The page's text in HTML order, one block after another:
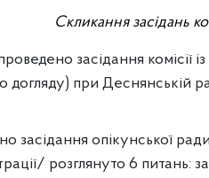
Скликання засідань
засідання
догляду) при Деснянській
засідання опікунської
розглянуто 6 питань: